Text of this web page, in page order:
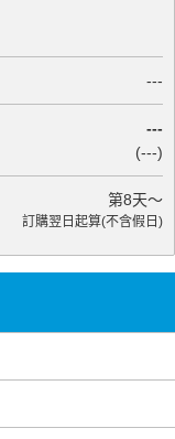
---
---
(---)
第8天～
訂購翌日起算(不含假日)